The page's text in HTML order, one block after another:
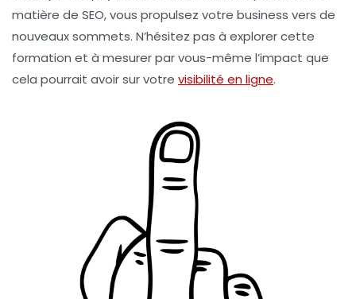
matière de SEO, vous propulsez votre business vers de
nouveaux sommets. N’hésitez pas à explorer cette
formation et à mesurer par vous-même l’impact que
cela pourrait avoir sur votre visibilité en ligne.